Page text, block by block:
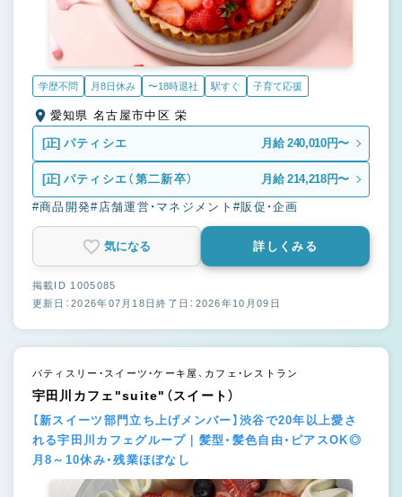
学歴不問 月8日休み 〜18時退社 駅すぐ 子育て応援
愛知県 名古屋市中区 栄
[正] パティシエ 月給 240,010円〜
[正] パティシエ（第二新卒） 月給 214,218円〜
#商品開発#店舗運営・マネジメント #販促・企画
気になる 詳しくみる
掲載ID 1005085
更新日：2026年07月18日終了日：2026年10月09日
パティスリー・スイーツ・ケーキ屋、カフェ・レストラン
宇田川カフェ"suite"（スイート）
【新スイーツ部門立ち上げメンバー】渋谷で20年以上愛さ
れる宇田川カフェグループ｜髪型・髪色自由・ピアスOK◎
月8～10休み・残業ほぼなし